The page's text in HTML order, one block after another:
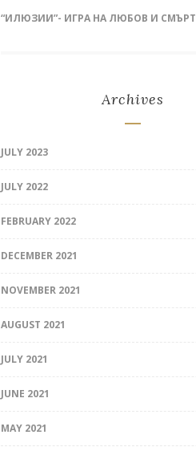
“ИЛЮЗИИ”- ИГРА НА ЛЮБОВ И СМЪРТ
Archives
JULY 2023
JULY 2022
FEBRUARY 2022
DECEMBER 2021
NOVEMBER 2021
AUGUST 2021
JULY 2021
JUNE 2021
MAY 2021